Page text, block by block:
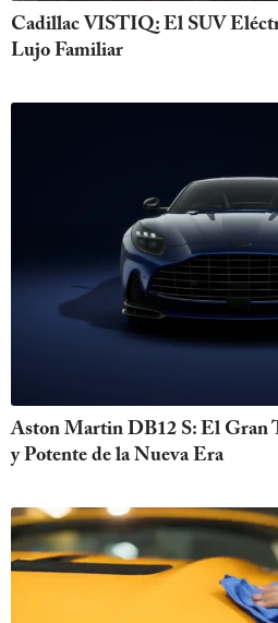
Cadillac VISTIQ: El SUV
Lujo Familiar
Aston Martin DB12 S: El Gran
y Potente de la Nueva Era